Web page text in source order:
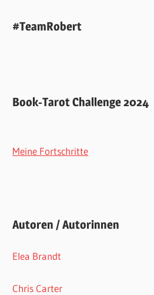
#TeamRobert
Book-Tarot Challenge 2024
Meine Fortschritte
Autoren / Autorinnen
Elea Brandt
Chris Carter